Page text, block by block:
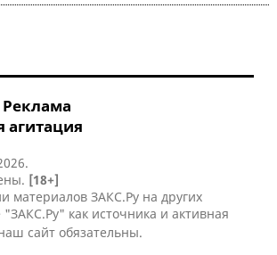
Реклама
агитация
[18+]
материалов ЗАКС.Ру на других
"ЗАКС.Ру" как источника и активная
сайт обязательны.